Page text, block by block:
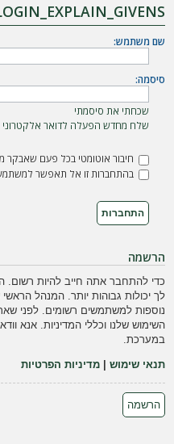
ר
ש
ה
שם משתמש:
סיסמה:
שכחתי את סיסמתי
שלח מחדש הפעלה לדואר אלקטרוני
חיבור אוטומטי בכל פעם שאבקר
בהתחברות זו אל תאפשר
הרשמה
כדי להתחבר אתה חייב להיות
לך יכולות גבוהות יותר. המנהל
נוספות למשתמשים רשומים. לפני
השימוש שלנו וכללי המדיניות. אנא
במערכת.
תנאי שימוש |מדיניות הפרטיות
הרשמה